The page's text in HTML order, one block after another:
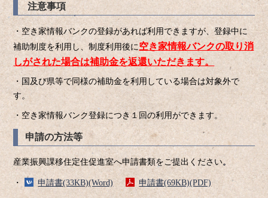
注意事項
・空き家情報バンクの登録があれば利用できますが、登録中に
補助制度を利用し、制度利用後に空き家情報バンクの取り消
しがされた場合は補助金を返還いただきます。
・国及び県等で同様の補助金を利用している場合は対象外で
す。
・空き家情報バンク登録につき１回の利用ができます。
申請の方法等
産業振興課移住定住促進室へ申請書類をご提出ください。
・ 申請書(33KB)(Word) 申請書(69KB)(PDF)